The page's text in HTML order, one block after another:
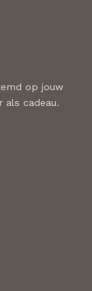
op jouw
als cadeau.